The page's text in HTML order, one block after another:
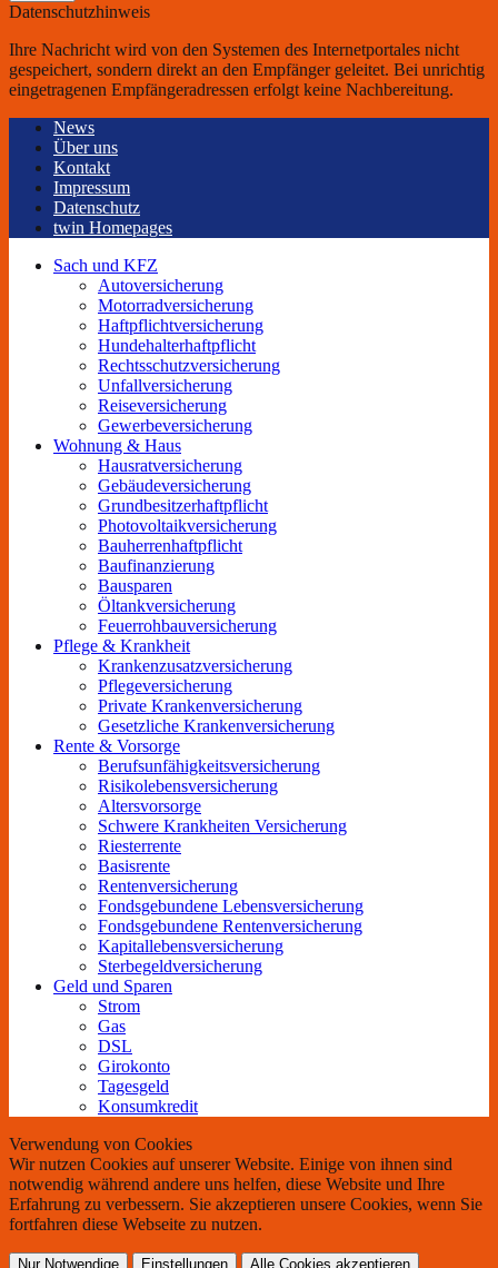
Datenschutzhinweis
Ihre Nachricht wird von den Systemen des Internetportales nicht
gespeichert, sondern direkt an den Empfänger geleitet. Bei unrichtig
eingetragenen Empfängeradressen erfolgt keine Nachbereitung.
News
Über uns
Kontakt
Impressum
Datenschutz
twin Homepages
Sach und KFZ
Autoversicherung
Motorradversicherung
Haftpflichtversicherung
Hundehalterhaftpflicht
Rechtsschutzversicherung
Unfallversicherung
Reiseversicherung
Gewerbeversicherung
Wohnung & Haus
Hausratversicherung
Gebäudeversicherung
Grundbesitzerhaftpflicht
Photovoltaikversicherung
Bauherrenhaftpflicht
Baufinanzierung
Bausparen
Öltankversicherung
Feuerrohbauversicherung
Pflege & Krankheit
Krankenzusatzversicherung
Pflegeversicherung
Private Krankenversicherung
Gesetzliche Krankenversicherung
Rente & Vorsorge
Berufs­unfähigkeitsversicherung
Risikolebensversicherung
Altersvorsorge
Schwere Krankheiten Versicherung
Riesterrente
Basisrente
Rentenversicherung
Fondsgebundene Lebensversicherung
Fondsgebundene Rentenversicherung
Kapitallebensversicherung
Sterbegeldversicherung
Geld und Sparen
Strom
Gas
DSL
Girokonto
Tagesgeld
Konsumkredit
Verwendung von Cookies
Wir nutzen Cookies auf unserer Website. Einige von ihnen sind
notwendig während andere uns helfen, diese Website und Ihre
Erfahrung zu verbessern. Sie akzeptieren unsere Cookies, wenn Sie
fortfahren diese Webseite zu nutzen.
Nur Notwendige Einstellungen Alle Cookies akzeptieren